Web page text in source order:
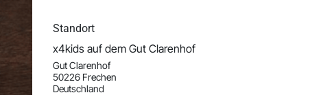
Standort
x4kids auf dem Gut Clarenhof
Gut Clarenhof
50226 Frechen
Deutschland